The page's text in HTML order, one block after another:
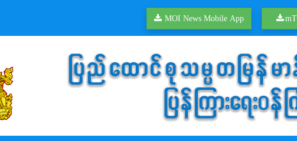
MOI News Mobile App